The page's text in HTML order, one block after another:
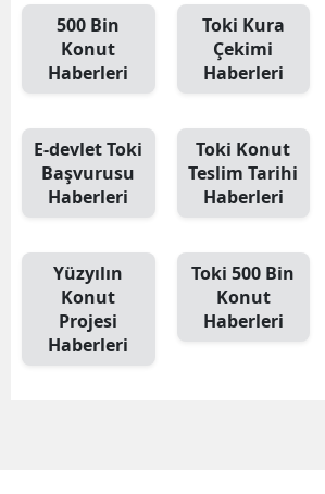
500 Bin
Konut
Haberleri
Toki Kura
Çekimi
Haberleri
E-devlet Toki
Başvurusu
Haberleri
Toki Konut
Teslim Tarihi
Haberleri
Yüzyılın
Konut
Projesi
Haberleri
Toki 500 Bin
Konut
Haberleri